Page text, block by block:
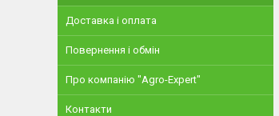
Доставка і оплата
Повернення і обмін
Про компанію "Agro-Expert"
Контакти